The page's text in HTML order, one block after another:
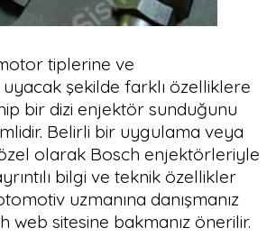
tiplerine ve
şekilde farklı özelliklere
bir dizi enjektör sunduğunu
Belirli bir uygulama veya
olarak Bosch enjektörleriyle
bilgi ve teknik özellikler
uzmanına danışmanız
web sitesine bakmanız önerilir.